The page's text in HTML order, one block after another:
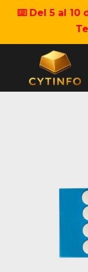
⌨️ Del 5 al 10